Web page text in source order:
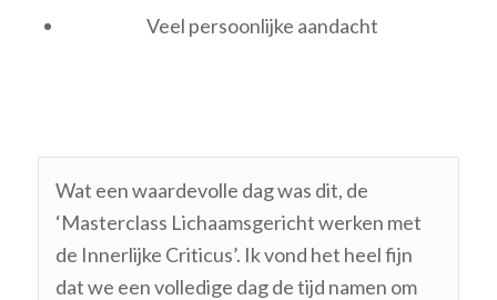
Veel persoonlijke aandacht
Wat een waardevolle dag was dit, de
‘Masterclass Lichaamsgericht werken met
de Innerlijke Criticus’. Ik vond het heel fijn
dat we een volledige dag de tijd namen om